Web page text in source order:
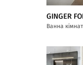
GINGER
Ванна